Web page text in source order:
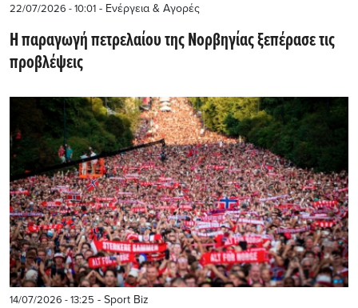
22/07/2026 - 10:01 - Ενέργεια & Αγορές
Η παραγωγή πετρελαίου της Νορβηγίας ξεπέρασε τις
προβλέψεις
14/07/2026 - 13:25 - Sport Biz